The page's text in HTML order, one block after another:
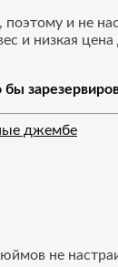
поэтому и не
и низкая цена
бы
джембе
не